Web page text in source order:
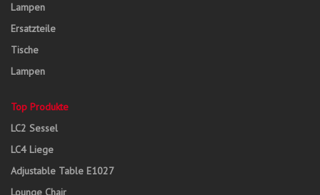
Lampen
Ersatzteile
Tische
Lampen
Top Produkte
LC2 Sessel
LC4 Liege
Adjustable Table E1027
Lounge Chair